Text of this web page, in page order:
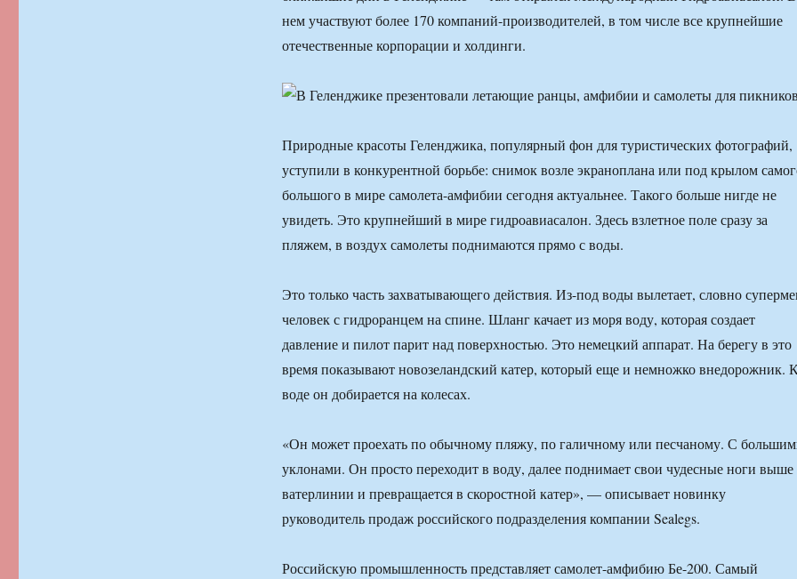
нем участвуют более 170 компаний-производителей, в том числе все крупнейшие
отечественные корпорации и холдинги.
Природные красоты Геленджика, популярный фон для туристических фотографий,
уступили в конкурентной борьбе: снимок возле экраноплана или под крылом
большого в мире самолета-амфибии сегодня актуальнее. Такого больше нигде не
увидеть. Это крупнейший в мире гидроавиасалон. Здесь взлетное поле сразу за
пляжем, в воздух самолеты поднимаются прямо с воды.
Это только часть захватывающего действия. Из-под воды вылетает, словно
человек с гидроранцем на спине. Шланг качает из моря воду, которая создает
давление и пилот парит над поверхностью. Это немецкий аппарат. На берегу в это
время показывают новозеландский катер, который еще и немножко внедорожник.
воде он добирается на колесах.
«Он может проехать по обычному пляжу, по галичному или песчаному. С
уклонами. Он просто переходит в воду, далее поднимает свои чудесные ноги выше
ватерлинии и превращается в скоростной катер», — описывает новинку
руководитель продаж российского подразделения компании Sealegs.
Российскую промышленность представляет самолет-амфибию Бе-200. Самый